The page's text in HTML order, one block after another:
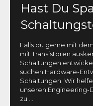
Hast Du
Falls du gerne mit
mit Transistoren
Schaltungen
suchen Hardware-
Schaltungen. Wir
unseren
zu